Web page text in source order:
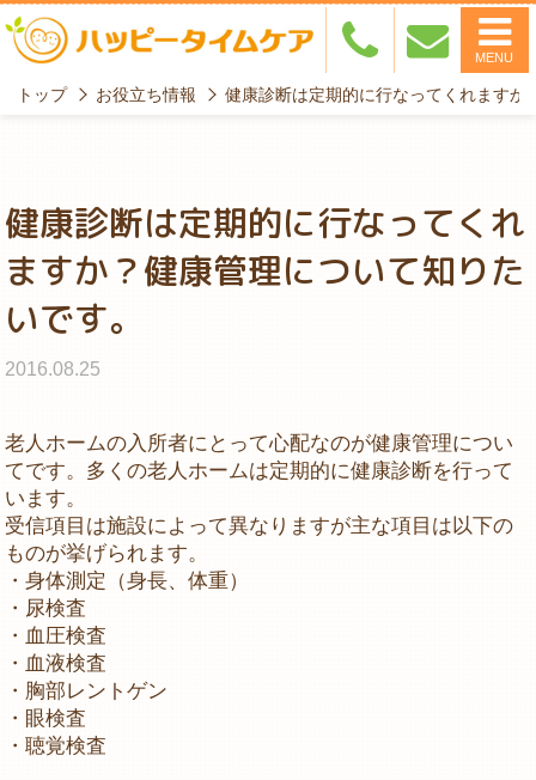
MENU
トップ お役立ち情報 健康診断は定期的に行なってくれます
健康診断は定期的に行なってくれ
ますか？健康管理について知りた
いです。
2016.08.25
老人ホームの入所者にとって心配なのが健康管理につい
てです。多くの老人ホームは定期的に健康診断を行って
います。
受信項目は施設によって異なりますが主な項目は以下の
ものが挙げられます。
・身体測定（身長、体重）
・尿検査
・血圧検査
・血液検査
・胸部レントゲン
・眼検査
・聴覚検査